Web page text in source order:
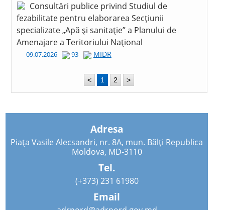
Consultări publice privind Studiul de
fezabilitate pentru elaborarea Secțiunii
specializate „Apă și sanitație” a Planului de
Amenajare a Teritoriului Național
09.07.2026 93 MIDR
< 1 2 >
Adresa
Piața Vasile Alecsandri, nr. 8A, mun. Bălți Republica
Moldova, MD-3110
Tel.
(+373) 231 61980
Email